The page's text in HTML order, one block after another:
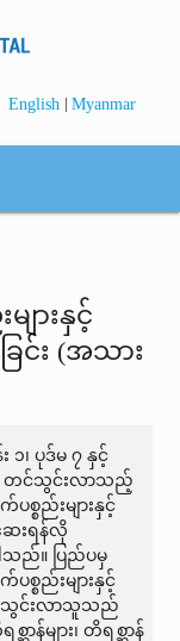
English | Myanmar
ျားနှင့်
ြင်း (အသား
၊ ပုဒ်မ ၇ နှင့်
တင်သွင်းလာသည့်
ပစ္စည်းများနှင့်
ေးရန်လို
ါသည်။ ပြည်ပမှ
ပစ္စည်းများနှင့်
င်သွင်းလာသူသည်
ာန်များ၊ တိရစ္ဆာန်